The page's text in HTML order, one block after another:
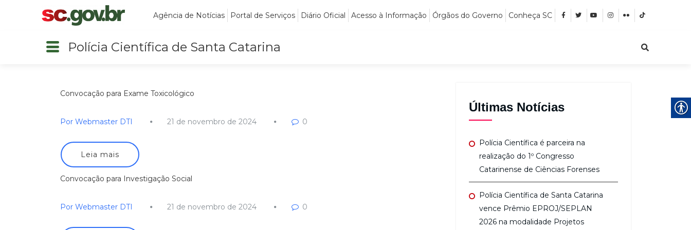
Agência de Notícias Portal de Serviços Diário Oficial Acesso à Informação Órgãos do Governo Conheça SC
Polícia Científica de Santa Catarina
Convocação para Exame Toxicológico
Por Webmaster DTI 21 de novembro de 2024 0
Leia mais
Convocação para Investigação Social
Por Webmaster DTI 21 de novembro de 2024 0
Últimas Notícias
Polícia Científica é parceira na
realização do 1º Congresso
Catarinense de Ciências Forenses
Polícia Científica de Santa Catarina
vence Prêmio EPROJ/SEPLAN
2026 na modalidade Projetos